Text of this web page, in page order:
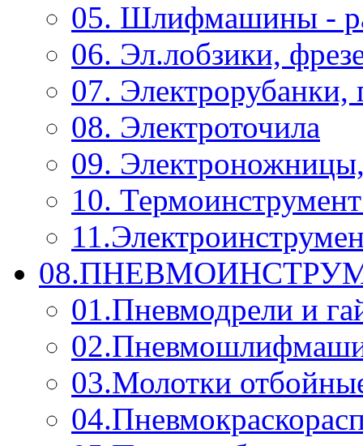
05. Шлифмашины -
06. Эл.лобзики,
07. Электрорубанки,
08. Электроточила
09.
10.
01.Пневмодрели и
03.Молотки